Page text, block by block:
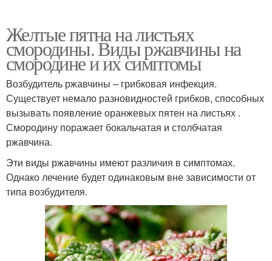
Желтые пятна на листьях
смородины. Виды ржавчины на
смородине и их симптомы
Возбудитель ржавчины – грибковая инфекция.
Существует немало разновидностей грибков, способных
вызывать появление оранжевых пятен на листьях .
Смородину поражает бокальчатая и столбчатая
ржавчина.
Эти виды ржавчины имеют различия в симптомах.
Однако лечение будет одинаковым вне зависимости от
типа возбудителя.